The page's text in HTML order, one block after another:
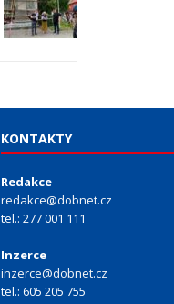
KONTAKTY
Redakce
redakce@dobnet.cz
tel.: 277 001 111
Inzerce
inzerce@dobnet.cz
tel.: 605 205 755